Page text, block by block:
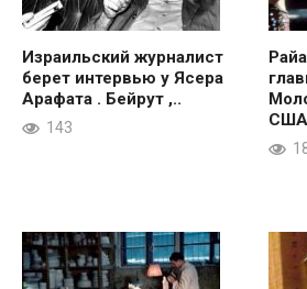
Израильский журналист
берет интервью у Ясера
Арафата . Бейрут ,..
143
США